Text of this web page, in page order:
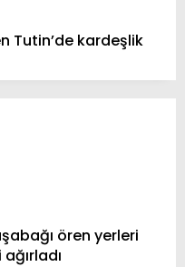
Tutin’de kardeşlik
ören yerleri